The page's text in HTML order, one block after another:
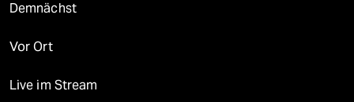
Demnächst
Vor Ort
Live im Stream